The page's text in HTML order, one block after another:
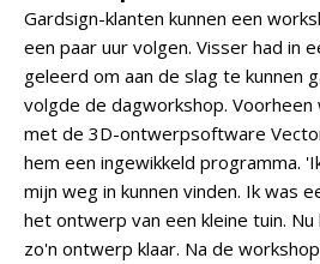
Gardsign-klanten kunnen een
een paar uur volgen. Visser had in
geleerd om aan de slag te kunnen
volgde de dagworkshop.
met de 3D-ontwerpsoftware
hem een ingewikkeld programma.
mijn weg in kunnen vinden. Ik was
het ontwerp van een kleine tuin.
zo'n ontwerp klaar. Na de